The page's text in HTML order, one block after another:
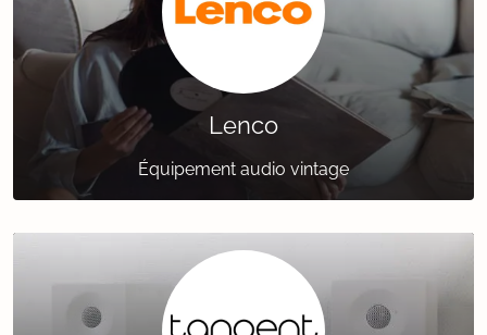
Lenco
Équipement audio vintage